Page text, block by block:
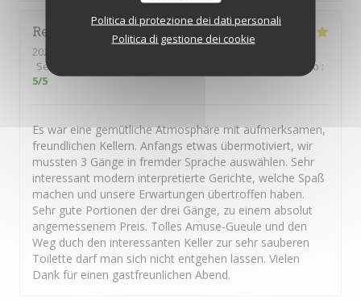
Politica di protezione dei dati personali
Politica di gestione dei cookie
René
2026-05-14
Servizio
Qualità / Prezzo :
5/5
Es war eine gemütliche Atmosphäre mit aufmerksamen,
freundlichen Kellern. Anfangs etwas übermotiviert, wir
mussten 3 Gänge in fremder Sprache auswählen. Sehr
interessant modern interpretierte Gerichte, welche Spaß
machen und unsere Erwartungen übertroffen haben.
Sehr gute Portionen der drei Gänge, zu einem absolut
angemessenem Preis. Tolles Amuse-Gueule und den
Weg duch den interessanten Keller zur sehr sauberen
Toilette darf man sich nicht entgehen lassen. Vielen
Dank für einen gastfreunlichen Abend.